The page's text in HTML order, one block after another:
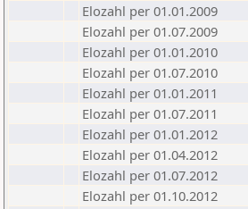
Elozahl per 01.01.2009
Elozahl per 01.07.2009
Elozahl per 01.01.2010
Elozahl per 01.07.2010
Elozahl per 01.01.2011
Elozahl per 01.07.2011
Elozahl per 01.01.2012
Elozahl per 01.04.2012
Elozahl per 01.07.2012
Elozahl per 01.10.2012